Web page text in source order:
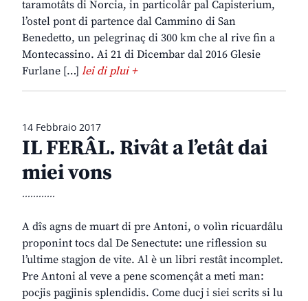
taramotâts di Norcia, in particolâr pal Capisterium,
l’ostel pont di partence dal Cammino di San
Benedetto, un pelegrinaç di 300 km che al rive fin a
Montecassino. Ai 21 di Dicembar dal 2016 Glesie
Furlane […] lei di plui +
14 Febbraio 2017
IL FERÂL. Rivât a l’etât dai
miei vons
............
A dîs agns de muart di pre Antoni, o volìn ricuardâlu
proponint tocs dal De Senectute: une riflession su
l’ultime stagjon de vite. Al è un libri restât incomplet.
Pre Antoni al veve a pene scomençât a meti man:
pocjis pagjinis splendidis. Come ducj i siei scrits si lu